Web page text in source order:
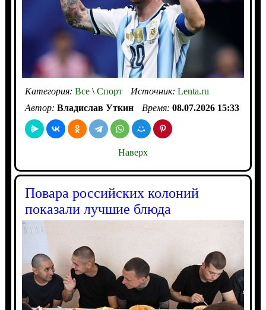
Категория: Все\Спорт Источник: Lenta.ru
Автор: Владислав Уткин Время: 08.07.2026 15:33
Наверх
Повара российских колоний
показали лучшие блюда